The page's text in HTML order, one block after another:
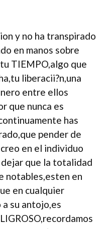
y no ha transpirado
en manos sobre
TIEMPO,algo que
liberacii?n,una
entre ellos
que nunca es
has
pender de
en el individuo
dejar que la totalidad
notables,esten en
en cualquier
su antojo,es